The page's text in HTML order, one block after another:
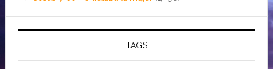
TAGS